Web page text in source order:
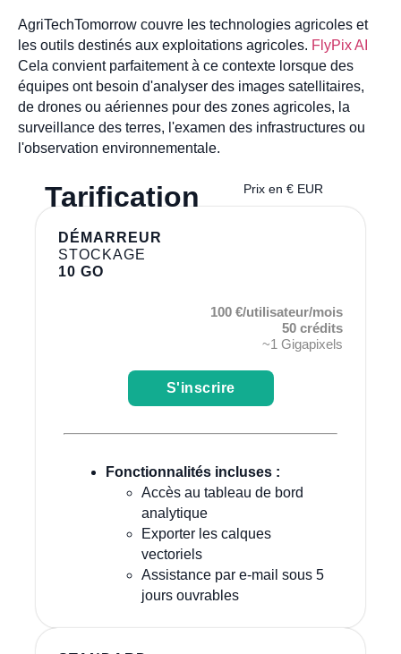
AgriTechTomorrow couvre les technologies agricoles et
les outils destinés aux exploitations agricoles. FlyPix AI
Cela convient parfaitement à ce contexte lorsque des
équipes ont besoin d'analyser des images satellitaires,
de drones ou aériennes pour des zones agricoles, la
surveillance des terres, l'examen des infrastructures ou
l'observation environnementale.
Tarification Prix en € EUR
DÉMARREUR
STOCKAGE
10 GO
100 €/utilisateur/mois
50 crédits
~1 Gigapixels
S'inscrire
Fonctionnalités incluses :
Accès au tableau de bord
analytique
Exporter les calques
vectoriels
Assistance par e-mail sous 5
jours ouvrables